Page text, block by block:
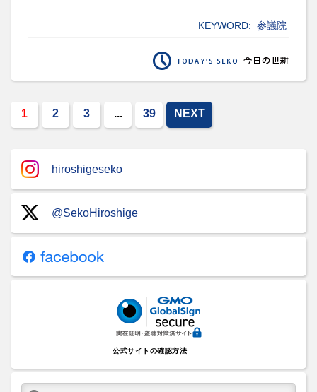
KEYWORD: 参議院
1 2 3 ... 39 NEXT
hiroshigeseko
@SekoHiroshige
公式サイトの確認方法